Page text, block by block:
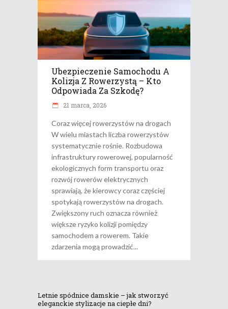
Ubezpieczenie Samochodu A
Kolizja Z Rowerzystą – Kto
Odpowiada Za Szkodę?
21 marca, 2026
Coraz więcej rowerzystów na drogach
W wielu miastach liczba rowerzystów
systematycznie rośnie. Rozbudowa
infrastruktury rowerowej, popularność
ekologicznych form transportu oraz
rozwój rowerów elektrycznych
sprawiają, że kierowcy coraz częściej
spotykają rowerzystów na drogach.
Zwiększony ruch oznacza również
większe ryzyko kolizji pomiędzy
samochodem a rowerem. Takie
zdarzenia mogą prowadzić
Letnie spódnice damskie – jak stworzyć
eleganckie stylizacje na ciepłe dni?